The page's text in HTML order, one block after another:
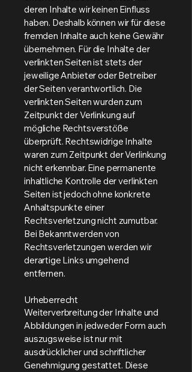
deren Inhalte wir keinen Einfluss
haben. Deshalb können wir für diese
fremden Inhalte auch keine Gewähr
übernehmen. Für die Inhalte der
verlinkten Seiten ist stets der
jeweilige Anbieter oder Betreiber
der Seiten verantwortlich. Die
verlinkten Seiten wurden zum
Zeitpunkt der Verlinkung auf
mögliche Rechtsverstöße
überprüft. Rechtswidrige Inhalte
waren zum Zeitpunkt der Verlinkung
nicht erkennbar. Eine permanente
inhaltliche Kontrolle der verlinkten
Seiten ist jedoch ohne konkrete
Anhaltspunkte einer
Rechtsverletzung nicht zumutbar.
Bei Bekanntwerden von
Rechtsverletzungen werden wir
derartige Links umgehend
entfernen.
Urheberrecht
Weiterverbreitung der Inhalte und
Abbildungen in jedweder Form auch
auszugsweise ist nur mit
ausdrücklicher und schriftlicher
Genehmigung gestattet. Diese